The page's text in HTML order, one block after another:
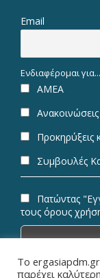
Email
Ενδιαφέρομαι για...
ΑΜΕΑ
Προκηρύξεις
Συμβουλές
Πατώντας
τους όρους
Το ergasiapdm.gr
παρέχει